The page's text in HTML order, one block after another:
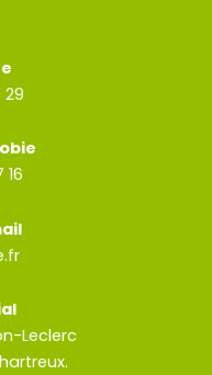
29
Leclerc